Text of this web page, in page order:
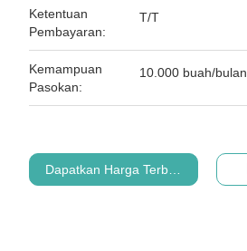
Ketentuan
Pembayaran:
T/T
Kemampuan
Pasokan:
10.000 buah/bulan
Dapatkan Harga Terbaik